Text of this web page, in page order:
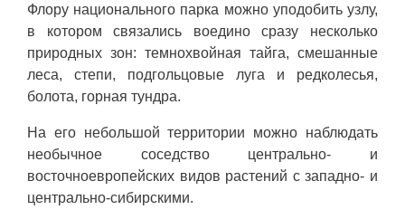
Флору национального парка можно уподобить узлу,
в котором связались воедино сразу несколько
природных зон: темнохвойная тайга, смешанные
леса, степи, подгольцовые луга и редколесья,
болота, горная тундра.
На его небольшой территории можно наблюдать
необычное соседство центрально- и
восточноевропейских видов растений с западно- и
центрально-сибирскими.